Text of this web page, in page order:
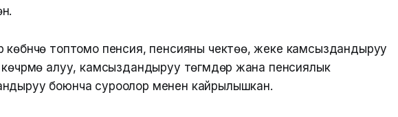
топтомо пенсия, пенсияны чектөө, жеке камсыздандыруу
алуу, камсыздандыруу төгүмдөрү жана пенсиялык
боюнча суроолор менен кайрылышкан.